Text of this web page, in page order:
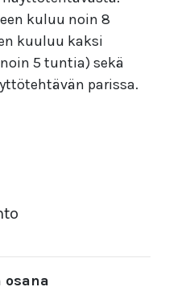
kuluu noin 8
kuuluu kaksi
5 tuntia) sekä
parissa.
osana